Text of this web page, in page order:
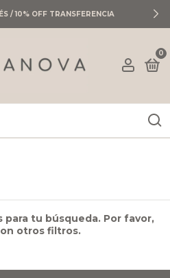
/ 10% OFF TRANSFERENCIA
0
tu búsqueda. Por favor,
otros filtros.